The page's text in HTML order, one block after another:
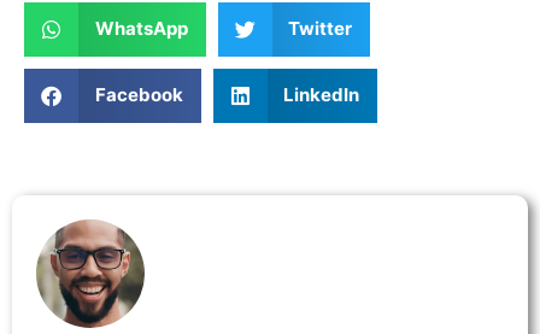
WhatsApp Twitter
Facebook LinkedIn